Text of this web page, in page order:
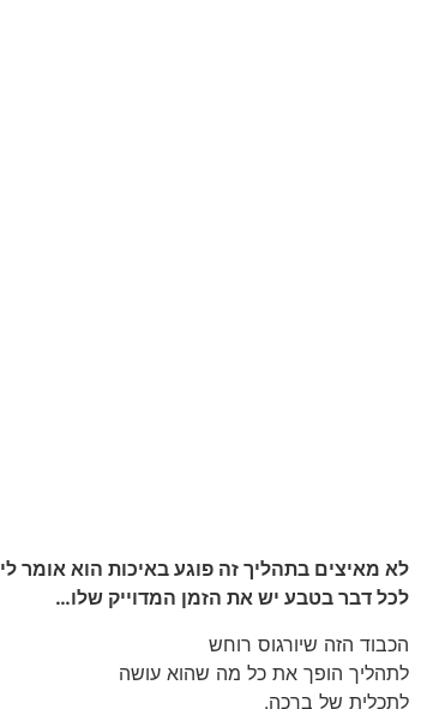
לא מאיצים בתהליך זה פוגע באיכות הוא אומר לי
לכל דבר בטבע יש את הזמן המדוייק שלו…
הכבוד הזה שיורגוס רוחש
לתהליך הופך את כל מה שהוא עושה
לתכלית של ברכה.